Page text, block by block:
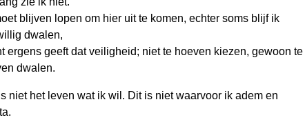
blijven lopen om hier uit te komen, echter soms blijf ik
dwalen,
ergens geeft dat veiligheid; niet te hoeven kiezen, gewoon te
dwalen.
niet het leven wat ik wil. Dit is niet waarvoor ik adem en